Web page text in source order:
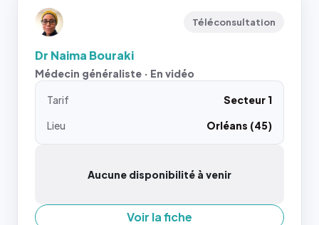
Téléconsultation
Dr Naima Bouraki
Médecin généraliste · En vidéo
Tarif
Secteur 1
Lieu
Orléans (45)
Aucune disponibilité à venir
Voir la fiche